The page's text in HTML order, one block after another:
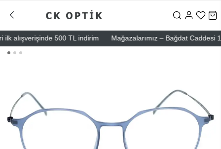
500 TL indirim Mağazalarımız – Bağdat Caddesi 1